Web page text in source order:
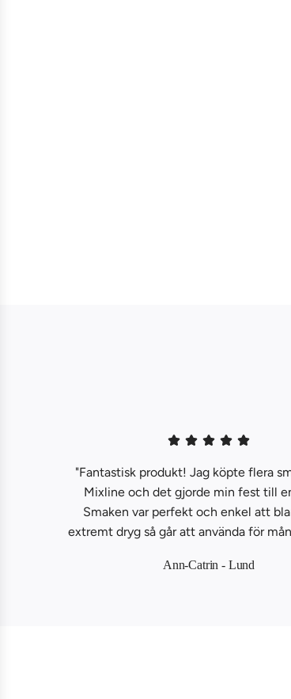
"Fantastisk produkt! Jag köpte flera
Mixline och det gjorde min fest till
Smaken var perfekt och enkel att
extremt dryg så går att använda för
Ann-Catrin - Lund